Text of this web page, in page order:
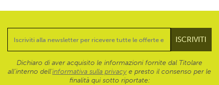
Dichiaro di aver acquisito le informazioni fornite dal Titolare
all’interno dell'informativa sulla privacy e presto il consenso per le
finalità qui sotto riportate: